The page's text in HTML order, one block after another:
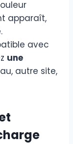
apparaît,
avec
une
autre site,